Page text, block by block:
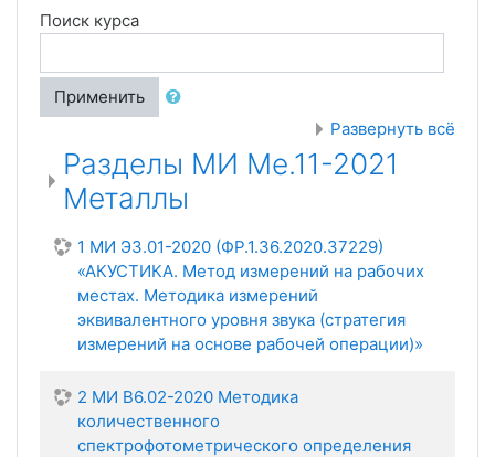
Поиск курса
Применить
Развернуть всё
Разделы МИ Ме.11-2021
Металлы
1 МИ ЭЗ.01-2020 (ФР.1.36.2020.37229)
«АКУСТИКА. Метод измерений на рабочих
местах. Методика измерений
эквивалентного уровня звука (стратегия
измерений на основе рабочей операции)»
2 МИ В6.02-2020 Методика
количественного
спектрофотометрического определения